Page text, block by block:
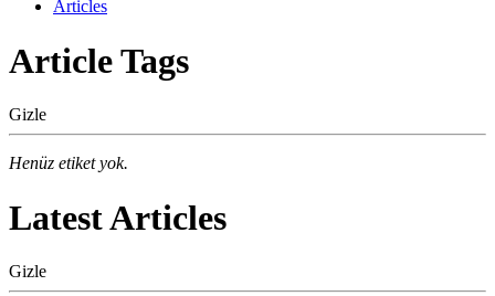
Articles
Article Tags
Gizle
Henüz etiket yok.
Latest Articles
Gizle